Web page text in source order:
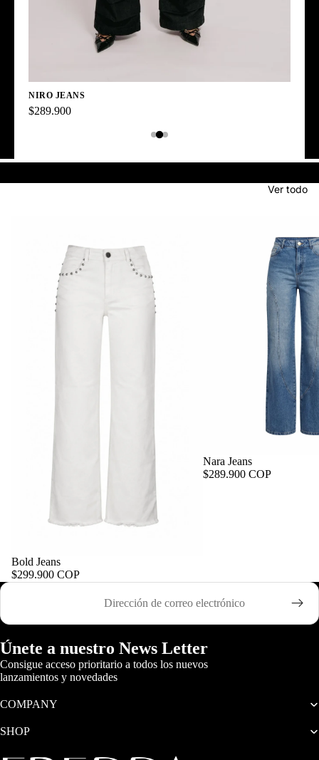
NIRO JEANS
$289.900
Ver todo
Bold Jeans
$299.900 COP
Nara Jeans
$289.900 COP
Correo electrónico
Únete a nuestro News Letter
Consigue acceso prioritario a todos los nuevos
lanzamientos y novedades
COMPANY
SHOP